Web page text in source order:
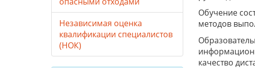
Обучение
методов
качество
Независимая оценка
квалификации специалистов
(НОК)